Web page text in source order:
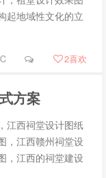
起地域性文化的立
2喜欢
方案
江西祠堂设计图纸
，江西赣州祠堂设
，江西的祠堂建设